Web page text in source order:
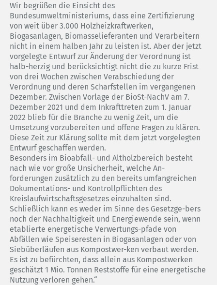
Wir begrüßen die Einsicht des
Bundesumweltministeriums, dass eine Zertifizierung
von weit über 3.000 Holzheizkraftwerken,
Biogasanlagen, Biomasselieferanten und Verarbeitern
nicht in einem halben Jahr zu leisten ist. Aber der jetzt
vorgelegte Entwurf zur Änderung der Verordnung ist
halb-herzig und berücksichtigt nicht die zu kurze Frist
von drei Wochen zwischen Verabschiedung der
Verordnung und deren Scharfstellen im vergangenen
Dezember. Zwischen Vorlage der BioSt-NachV am 7.
Dezember 2021 und dem Inkrafttreten zum 1. Januar
2022 blieb für die Branche zu wenig Zeit, um die
Umsetzung vorzubereiten und offene Fragen zu klären.
Diese Zeit zur Klärung sollte mit dem jetzt vorgelegten
Entwurf geschaffen werden.
Besonders im Bioabfall- und Altholzbereich besteht
nach wie vor große Unsicherheit, welche An-
forderungen zusätzlich zu den bereits umfangreichen
Dokumentations- und Kontrollpflichten des
Kreislaufwirtschaftsgesetzes einzuhalten sind.
Schließlich kann es weder im Sinne des Gesetzge-bers
noch der Nachhaltigkeit und Energiewende sein, wenn
etablierte energetische Verwertungs-pfade von
Abfällen wie Speiseresten in Biogasanlagen oder von
Siebüberläufen aus Kompostwer-ken verbaut werden.
Es ist zu befürchten, dass allein aus Kompostwerken
geschätzt 1 Mio. Tonnen Reststoffe für eine energetische
Nutzung verloren gehen.“